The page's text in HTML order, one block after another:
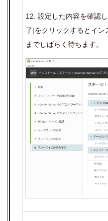
12. 設定した内容を確認し
了]をクリックするとイン
までしばらく待ちます。